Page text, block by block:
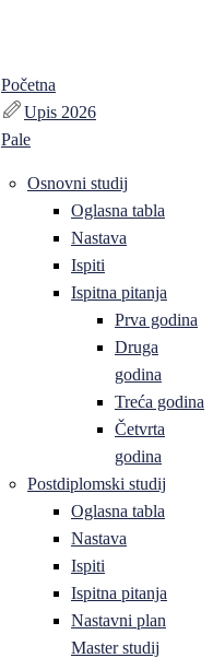
Početna
Upis 2026
Pale
Osnovni studij
Oglasna tabla
Nastava
Ispiti
Ispitna pitanja
Prva godina
Druga
godina
Treća godina
Četvrta
godina
Postdiplomski studij
Oglasna tabla
Nastava
Ispiti
Ispitna pitanja
Nastavni plan
Master studij